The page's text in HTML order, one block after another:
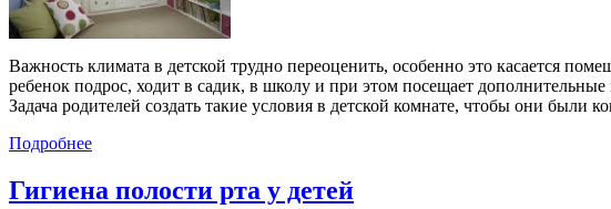
Важность климата в детской трудно переоценить, особенно это касается
ребенок подрос, ходит в садик, в школу и при этом посещает
Задача родителей создать такие условия в детской комнате, чтобы они
Подробнее
Гигиена полости рта у детей